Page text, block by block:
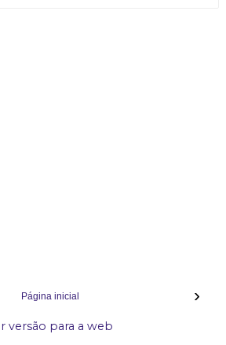
›
Página inicial
versão para a web